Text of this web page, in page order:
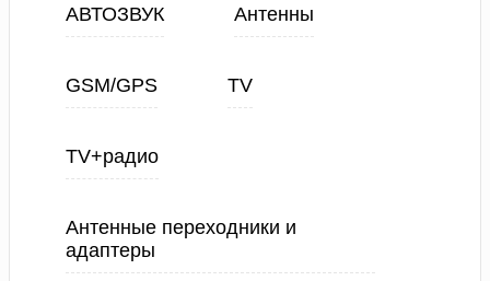
АВТОЗВУК Антенны
GSM/GPS TV
TV+радио
Антенные переходники и
адаптеры